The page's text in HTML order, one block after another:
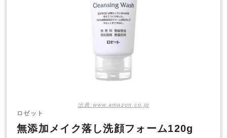
出典:www.amazon.co.jp
ロゼット
無添加メイク落し洗顔フォーム120g